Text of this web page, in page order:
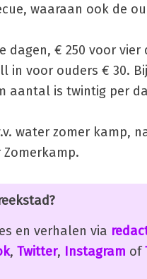
waaraan ook de
dagen, € 250 voor
in voor ouders € 30.
aantal is twintig per
water zomer kamp,
en verhalen via
, Twitter, Instagram of